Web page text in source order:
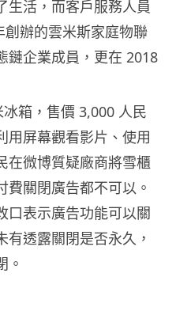
生活，而客戶服務人員
辦的雲米斯家庭物聯
鏈企業成員，更在 2018
箱，售價 3,000 人民
用屏幕觀看影片、使用
在微博質疑廠商將雪櫃
關閉廣告都不可以。
口表示廣告功能可以關
透露關閉是否永久，
。